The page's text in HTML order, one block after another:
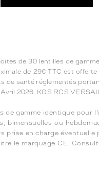
de 30 lentilles de
de 29€ TTC est
santé réglementés
2026. KGS RCS
gamme identique pour
bimensuelles ou
prise en charge
le marquage CE.